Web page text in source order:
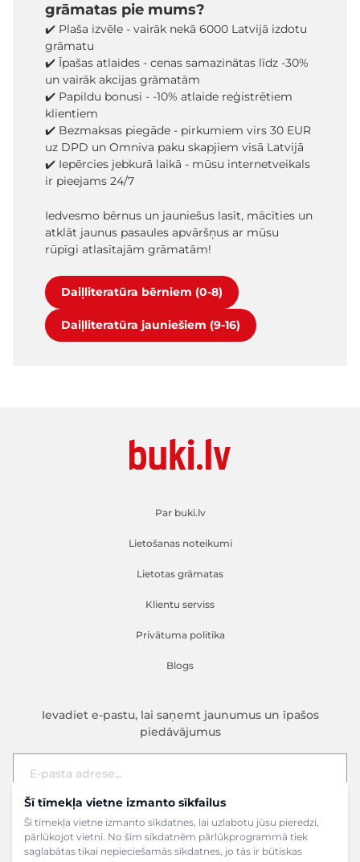
Šī tīmekļa vietne izmanto sīkfailus
Šī tīmekļa vietne izmanto sīkdatnes, lai uzlabotu jūsu pieredzi,
pārlūkojot vietni. No šīm sīkdatnēm pārlūkprogrammā tiek
saglabātas tikai nepieciešamās sīkdatnes, jo tās ir būtiskas
grāmatas pie mums?
✔️ Plaša izvēle - vairāk nekā 6000 Latvijā izdotu
grāmatu
✔️ Īpašas atlaides - cenas samazinātas līdz -30%
un vairāk akcijas grāmatām
✔️ Papildu bonusi - -10% atlaide reģistrētiem
klientiem
✔️ Bezmaksas piegāde - pirkumiem virs 30 EUR
uz DPD un Omniva paku skapjiem visā Latvijā
✔️ Iepērcies jebkurā laikā - mūsu internetveikals
ir pieejams 24/7
Iedvesmo bērnus un jauniešus lasīt, mācīties un
atklāt jaunus pasaules apvāršņus ar mūsu
rūpīgi atlasītajām grāmatām!
Daiļliteratūra bērniem (0-8)
Daiļliteratūra jauniešiem (9-16)
Par buki.lv
Lietošanas noteikumi
Lietotas grāmatas
Klientu serviss
Privātuma politika
Blogs
Ievadiet e-pastu, lai saņemt jaunumus un īpašos
piedāvājumus
E-pasta adrese
Pieteikties